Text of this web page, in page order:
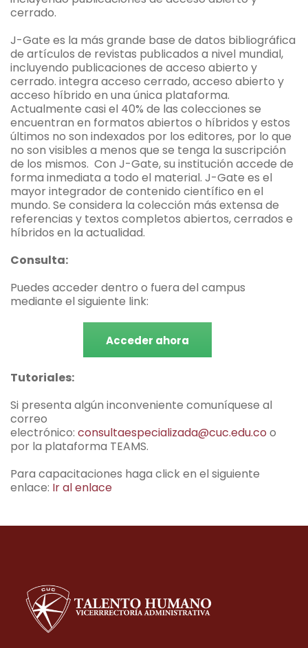
cerrado.
J-Gate es la más grande base de datos bibliográfica
de artículos de revistas publicados a nivel mundial,
incluyendo publicaciones de acceso abierto y
cerrado. integra acceso cerrado, acceso abierto y
acceso híbrido en una única plataforma.
Actualmente casi el 40% de las colecciones se
encuentran en formatos abiertos o híbridos y estos
últimos no son indexados por los editores, por lo que
no son visibles a menos que se tenga la suscripción
de los mismos. Con J-Gate, su institución accede de
forma inmediata a todo el material. J-Gate es el
mayor integrador de contenido científico en el
mundo. Se considera la colección más extensa de
referencias y textos completos abiertos, cerrados e
híbridos en la actualidad.
Consulta:
Puedes acceder dentro o fuera del campus
mediante el siguiente link:
Acceder ahora
Tutoriales:
Si presenta algún inconveniente comuníquese al
correo
electrónico: consultaespecializada@cuc.edu.co o
por la plataforma TEAMS.
Para capacitaciones haga click en el siguiente
enlace: Ir al enlace